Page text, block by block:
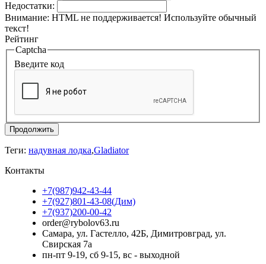
Недостатки:
Внимание: HTML не поддерживается! Используйте обычный
текст!
Рейтинг
Captcha
Введите код
Продолжить
Теги: надувная лодка,Gladiator
Контакты
+7(987)942-43-44
+7(927)801-43-08(Дим)
+7(937)200-00-42
order@rybolov63.ru
Самара, ул. Гастелло, 42Б, Димитровград, ул.
Свирская 7а
пн-пт 9-19, сб 9-15, вс - выходной